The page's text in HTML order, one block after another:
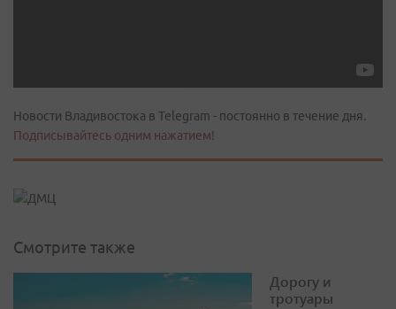
Новости Владивостока в Telegram - постоянно в течение дня.
Подписывайтесь одним нажатием!
Смотрите также
Дорогу и
тротуары